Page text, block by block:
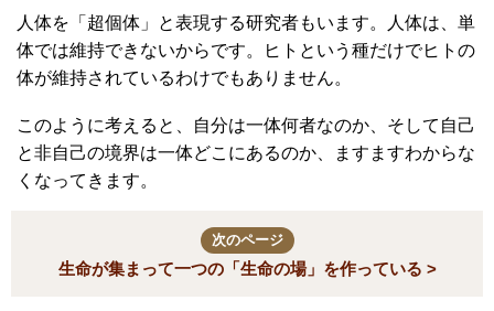
人体を「超個体」と表現する研究者もいます。人体は、単
体では維持できないからです。ヒトという種だけでヒトの
体が維持されているわけでもありません。
このように考えると、自分は一体何者なのか、そして自己
と非自己の境界は一体どこにあるのか、ますますわからな
くなってきます。
次のページ
生命が集まって一つの「生命の場」を作っている >